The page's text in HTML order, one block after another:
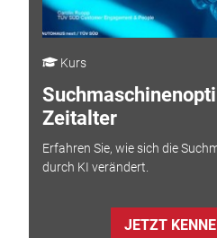
Kurs
Zeitalter
Erfahren Sie, wie sich die
durch KI verändert.
JETZT